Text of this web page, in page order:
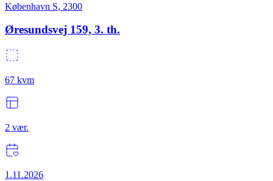
København S, 2300
Øresundsvej 159, 3. th.
67 kvm
2 vær.
1.11.2026